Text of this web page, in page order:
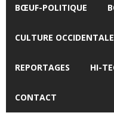
BŒUF-POLITIQUE
CULTURE OCCIDENTALE
REPORTAGES HI-
CONTACT